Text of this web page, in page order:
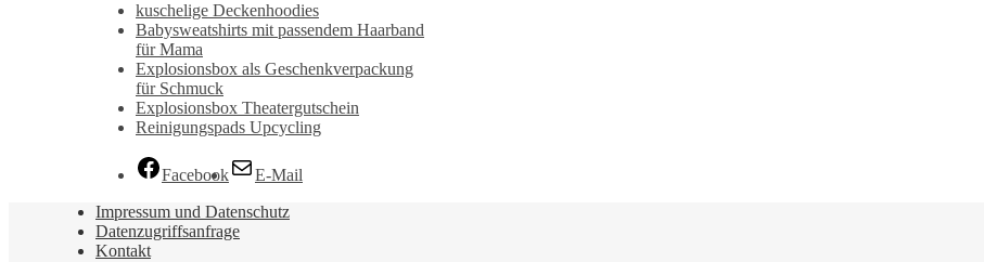
kuschelige Deckenhoodies
Babysweatshirts mit passendem Haarband
für Mama
Explosionsbox als Geschenkverpackung
für Schmuck
Explosionsbox Theatergutschein
Reinigungspads Upcycling
Facebook
E-Mail
Impressum und Datenschutz
Datenzugriffsanfrage
Kontakt